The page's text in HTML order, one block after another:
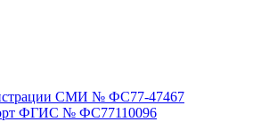
СМИ № ФС77-47467
ФГИС № ФС77110096